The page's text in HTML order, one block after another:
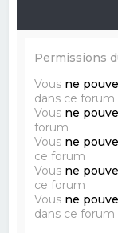
Permissions
Vous ne
dans ce forum
Vous ne
forum
Vous ne
ce forum
Vous ne
ce forum
Vous ne
dans ce forum